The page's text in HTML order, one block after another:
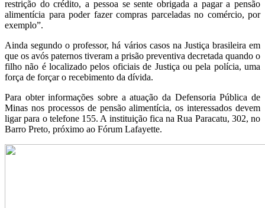
restrição do crédito, a pessoa se sente obrigada a pagar a pensão
alimentícia para poder fazer compras parceladas no comércio, por
exemplo”.
Ainda segundo o professor, há vários casos na Justiça brasileira em
que os avós paternos tiveram a prisão preventiva decretada quando o
filho não é localizado pelos oficiais de Justiça ou pela polícia, uma
força de forçar o recebimento da dívida.
Para obter informações sobre a atuação da Defensoria Pública de
Minas nos processos de pensão alimentícia, os interessados devem
ligar para o telefone 155. A instituição fica na Rua Paracatu, 302, no
Barro Preto, próximo ao Fórum Lafayette.